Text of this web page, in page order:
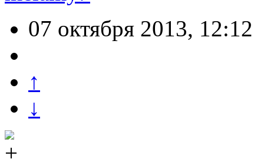
07 октября 2013, 12:12
↑
↓